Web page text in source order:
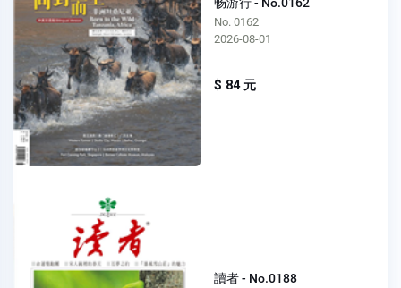
畅游行 - No.0162
No. 0162
2026-08-01
$ 84 元
讀者 - No.0188